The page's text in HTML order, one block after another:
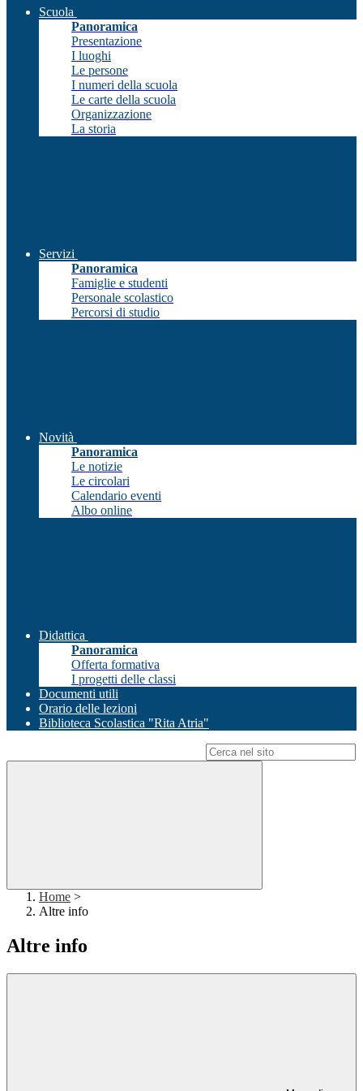
Scuola
Panoramica
Presentazione
I luoghi
Le persone
I numeri della scuola
Le carte della scuola
Organizzazione
La storia
Servizi
Panoramica
Famiglie e studenti
Personale scolastico
Percorsi di studio
Novità
Panoramica
Le notizie
Le circolari
Calendario eventi
Albo online
Didattica
Panoramica
Offerta formativa
I progetti delle classi
Documenti utili
Orario delle lezioni
Biblioteca Scolastica "Rita Atria"
Home >
Altre info
Altre info